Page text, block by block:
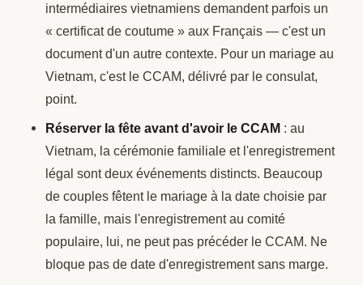
intermédiaires vietnamiens demandent parfois un
« certificat de coutume » aux Français — c'est un
document d'un autre contexte. Pour un mariage au
Vietnam, c'est le CCAM, délivré par le consulat,
point.
Réserver la fête avant d'avoir le CCAM : au
Vietnam, la cérémonie familiale et l'enregistrement
légal sont deux événements distincts. Beaucoup
de couples fêtent le mariage à la date choisie par
la famille, mais l'enregistrement au comité
populaire, lui, ne peut pas précéder le CCAM. Ne
bloque pas de date d'enregistrement sans marge.